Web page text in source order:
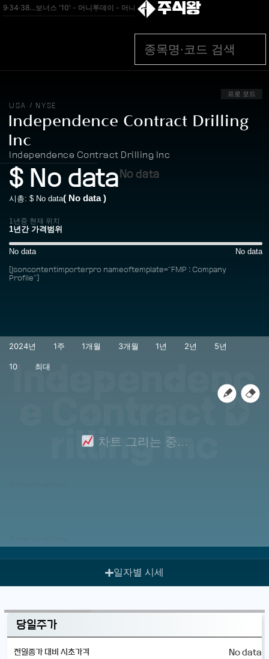
보너스 '10' - 머니투데이 - 머니투데이 [속보]“SK하이닉스, 中패키징
주식왕
프로 모드
USA / NYSE
Independence Contract Drilling
Inc
Independence Contract Drilling Inc
$ No dataNo data
시총: $ No data( No data)
1년중 현재 위치
No data No data
[jsoncontentimporterpro nameoftemplate="FMP : Company
Profile"]
Independenc
e Contract D
rilling Inc
차트 그리는 중...
일자별 시세
당일주가
전일종가 대비 시초가격 No data